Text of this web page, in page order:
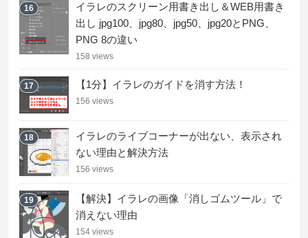
16
イラレのスクリーン用書き出し＆WEB用書き
出し jpg100、jpg80、jpg50、jpg20とPNG、
PNG 8の違い
158 views
17 【1分】イラレのガイドを消す方法！
156 views
18
イラレのライブコーナーが出ない、表示され
ない理由と解決方法
156 views
19
【解決】イラレの画像「消しゴムツール」で
消えない理由
154 views